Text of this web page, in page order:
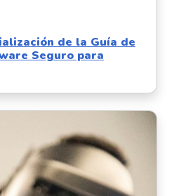
de la Guía de
Seguro para